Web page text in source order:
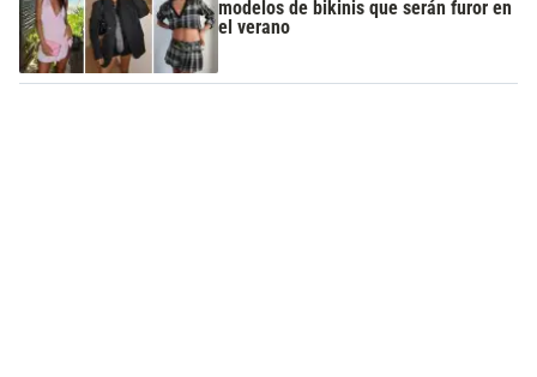
modelos de bikinis que serán furor en
el verano